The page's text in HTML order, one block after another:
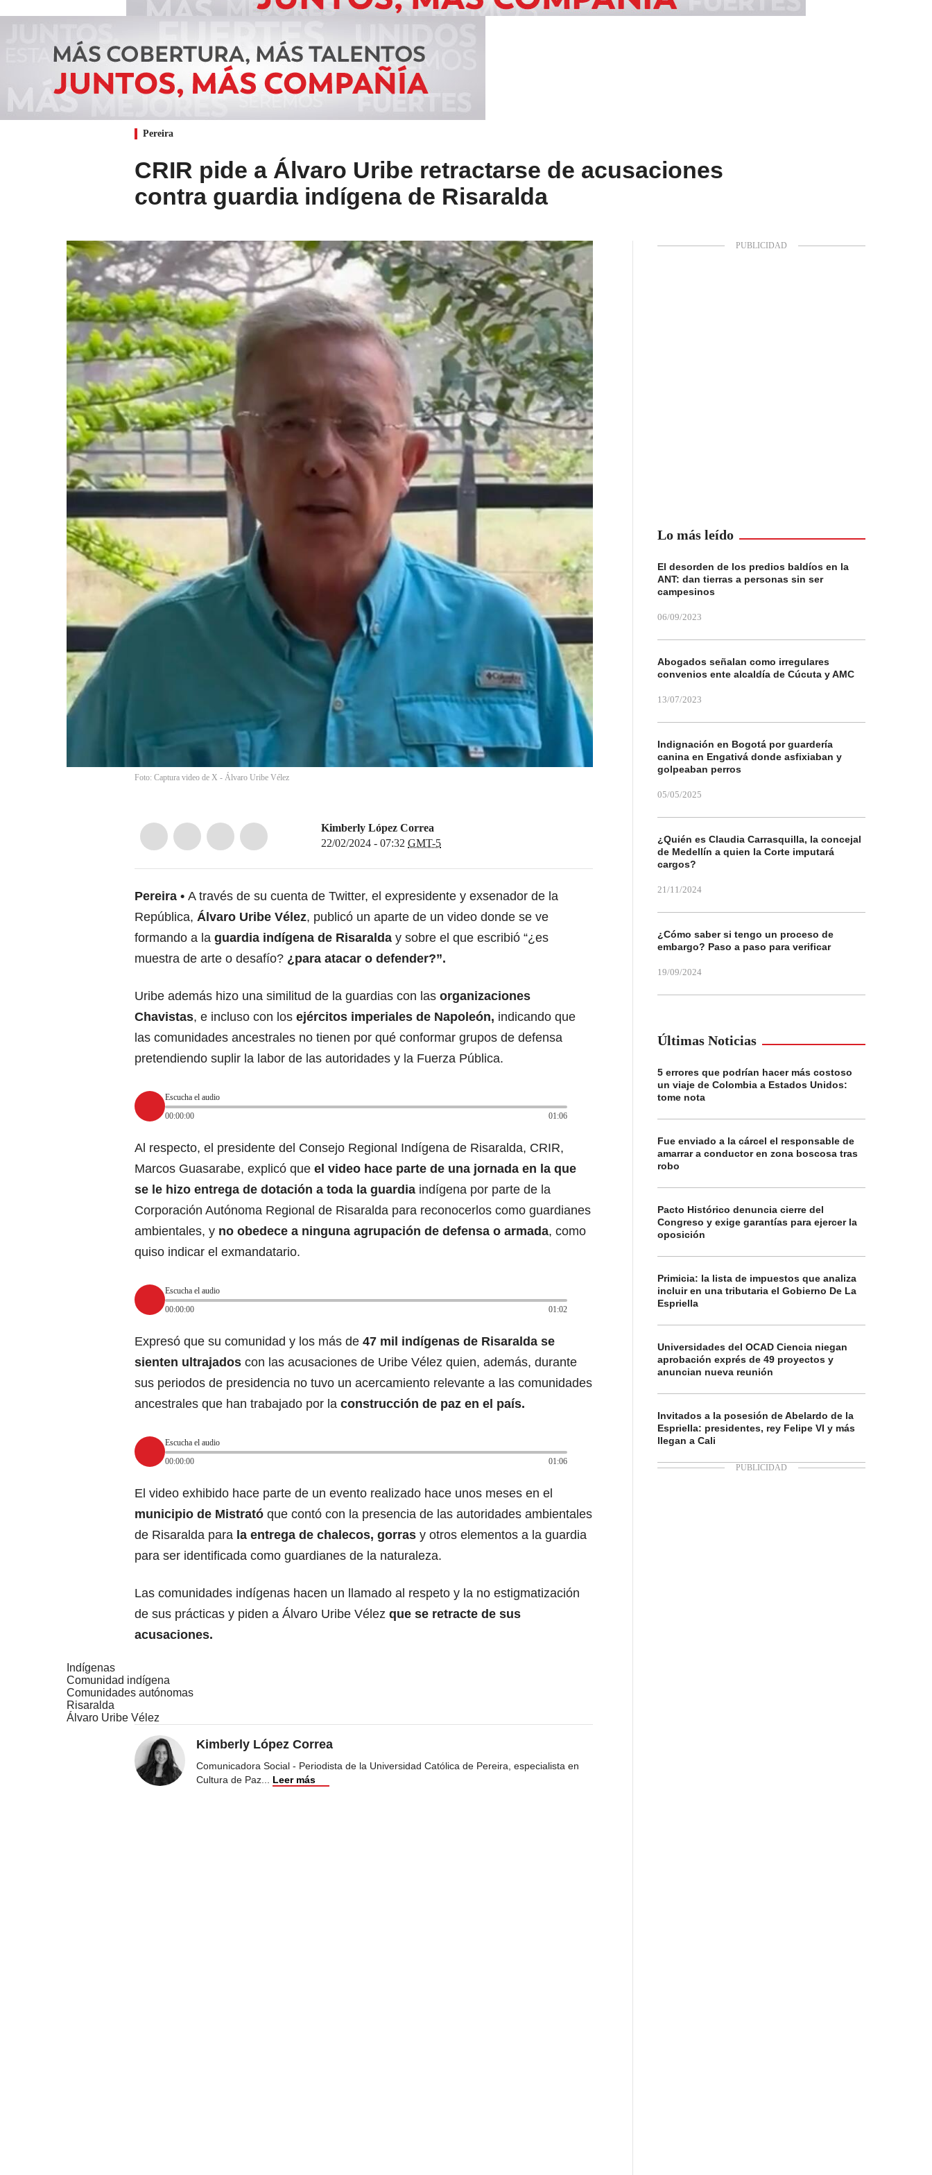
Pereira
CRIR pide a Álvaro Uribe retractarse de acusaciones
contra guardia indígena de Risaralda
Foto: Captura video de X - Álvaro Uribe Vélez
Kimberly López Correa
22/02/2024 - 07:32 GMT-5
Pereira
A través de su cuenta de Twitter, el expresidente y exsenador de la
República, Álvaro Uribe Vélez, publicó un aparte de un video donde se ve
formando a la guardia indígena de Risaralda y sobre el que escribió “¿es
muestra de arte o desafío? ¿para atacar o defender?”.
Uribe además hizo una similitud de la guardias con las organizaciones
Chavistas, e incluso con los ejércitos imperiales de Napoleón, indicando que
las comunidades ancestrales no tienen por qué conformar grupos de defensa
pretendiendo suplir la labor de las autoridades y la Fuerza Pública.
Escucha el audio
00:00:00
01:06
Al respecto, el presidente del Consejo Regional Indígena de Risaralda, CRIR,
Marcos Guasarabe, explicó que el video hace parte de una jornada en la que
se le hizo entrega de dotación a toda la guardia indígena por parte de la
Corporación Autónoma Regional de Risaralda para reconocerlos como guardianes
ambientales, y no obedece a ninguna agrupación de defensa o armada, como
quiso indicar el exmandatario.
Escucha el audio
00:00:00
01:02
Expresó que su comunidad y los más de 47 mil indígenas de Risaralda se
sienten ultrajados con las acusaciones de Uribe Vélez quien, además, durante
sus periodos de presidencia no tuvo un acercamiento relevante a las comunidades
ancestrales que han trabajado por la construcción de paz en el país.
Escucha el audio
00:00:00
01:06
El video exhibido hace parte de un evento realizado hace unos meses en el
municipio de Mistrató que contó con la presencia de las autoridades ambientales
de Risaralda para la entrega de chalecos, gorras y otros elementos a la guardia
para ser identificada como guardianes de la naturaleza.
Las comunidades indígenas hacen un llamado al respeto y la no estigmatización
de sus prácticas y piden a Álvaro Uribe Vélez que se retracte de sus
acusaciones.
Indígenas
Comunidad indígena
Comunidades autónomas
Risaralda
Álvaro Uribe Vélez
Kimberly López Correa
Comunicadora Social - Periodista de la Universidad Católica de Pereira, especialista en
Cultura de Paz
Leer más
Lo más leído
El desorden de los predios baldíos en la
ANT: dan tierras a personas sin ser
campesinos
06/09/2023
Abogados señalan como irregulares
convenios ente alcaldía de Cúcuta y AMC
13/07/2023
Indignación en Bogotá por guardería
canina en Engativá donde asfixiaban y
golpeaban perros
05/05/2025
¿Quién es Claudia Carrasquilla, la concejal
de Medellín a quien la Corte imputará
cargos?
21/11/2024
¿Cómo saber si tengo un proceso de
embargo? Paso a paso para verificar
19/09/2024
Últimas Noticias
5 errores que podrían hacer más costoso
un viaje de Colombia a Estados Unidos:
tome nota
Fue enviado a la cárcel el responsable de
amarrar a conductor en zona boscosa tras
robo
Pacto Histórico denuncia cierre del
Congreso y exige garantías para ejercer la
oposición
Primicia: la lista de impuestos que analiza
incluir en una tributaria el Gobierno De La
Espriella
Universidades del OCAD Ciencia niegan
aprobación exprés de 49 proyectos y
anuncian nueva reunión
Invitados a la posesión de Abelardo de la
Espriella: presidentes, rey Felipe VI y más
llegan a Cali